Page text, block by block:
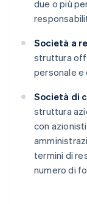
due o più
Società a
struttura
personale e
Società di
struttura
con
termini di
numero di